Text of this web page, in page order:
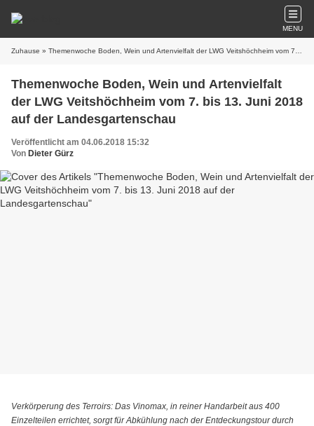
MENU
Zuhause » Themenwoche Boden, Wein und Artenvielfalt der LWG Veitshöchheim vom 7. bis 13. Juni 2018 auf der Landesgartenschau
Themenwoche Boden, Wein und Artenvielfalt
der LWG Veitshöchheim vom 7. bis 13. Juni 2018
auf der Landesgartenschau
Veröffentlicht am 04.06.2018 15:32
Von Dieter Gürz
Verkörperung des Terroirs: Das Vinomax, in reiner Handarbeit aus 400
Einzelteilen errichtet, sorgt für Abkühlung nach der Entdeckungstour durch